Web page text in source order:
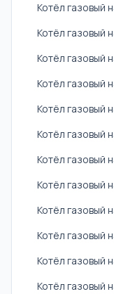
Котёл газовый
Котёл газовый
Котёл газовый
Котёл газовый
Котёл газовый
Котёл газовый
Котёл газовый
Котёл газовый
Котёл газовый
Котёл газовый
Котёл газовый
Котёл газовый